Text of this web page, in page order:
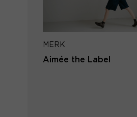
MERK
Aimée the Label